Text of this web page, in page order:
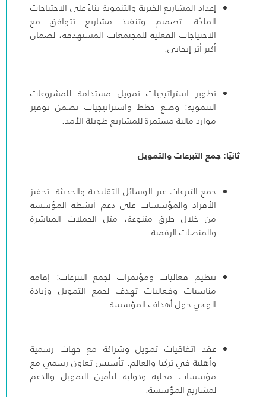
إعداد المشاريع الخيرية والتنموية بناءً على الاحتياجات
الملحّة: تصميم وتنفيذ مشاريع تتوافق مع
الاحتياجات الفعلية للمجتمعات المستهدفة، لضمان
أكبر أثر إيجابي.
تطوير استراتيجيات تمويل مستدامة للمشروعات
التنموية: وضع خطط واستراتيجيات تضمن توفير
موارد مالية مستمرة للمشاريع طويلة الأمد.
ثانيًا: جمع التبرعات والتمويل
جمع التبرعات عبر الوسائل التقليدية والحديثة: تحفيز
الأفراد والمؤسسات على دعم أنشطة المؤسسة
من خلال طرق متنوعة، مثل الحملات المباشرة
والمنصات الرقمية.
تنظيم فعاليات ومؤتمرات لجمع التبرعات: إقامة
مناسبات وفعاليات تهدف لجمع التمويل وزيادة
الوعي حول أهداف المؤسسة.
عقد اتفاقيات تمويل وشراكة مع جهات رسمية
وأهلية في تركيا والعالم: تأسيس تعاون رسمي مع
مؤسسات محلية ودولية لتأمين التمويل والدعم
لمشاريع المؤسسة.